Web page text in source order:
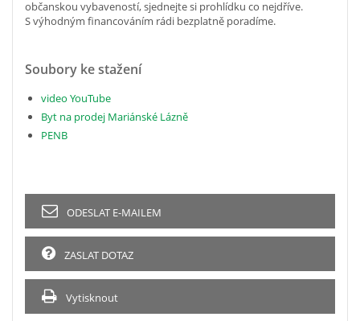
občanskou vybaveností, sjednejte si prohlídku co nejdříve.
S výhodným financováním rádi bezplatně poradíme.
Soubory ke stažení
video YouTube
Byt na prodej Mariánské Lázně
PENB
ODESLAT E-MAILEM
ZASLAT DOTAZ
Vytisknout